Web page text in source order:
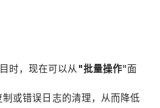
时，现在可以从 "批量操作"面
或错误日志的清理，从而降低